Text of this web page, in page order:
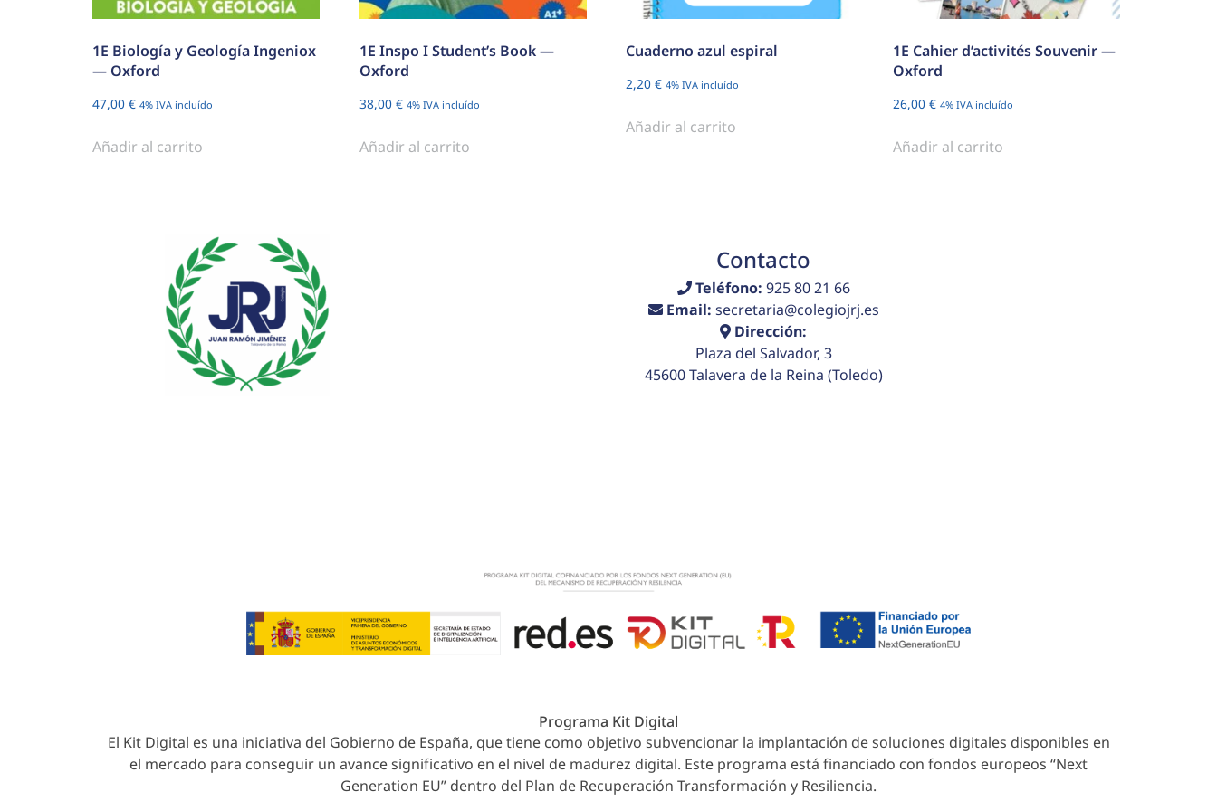
1E Biología y Geología Ingeniox
— Oxford
47,00 € 4% IVA incluído
Añadir al carrito
1E Inspo I Student’s Book —
Oxford
38,00 € 4% IVA incluído
Añadir al carrito
Cuaderno azul espiral
2,20€ 4% IVA incluído
Añadir al carrito
1E Cahier d’activités Souvenir —
Oxford
26,00€ 4% IVA incluído
Añadir al carrito
Contacto
Teléfono: 925 80 21 66
Email: secretaria@colegiojrj.es
Dirección:
Plaza del Salvador, 3
45600 Talavera de la Reina (Toledo)
Programa Kit Digital
El Kit Digital es una iniciativa del Gobierno de España, que tiene como objetivo subvencionar la implantación de soluciones digitales disponibles en
el mercado para conseguir un avance significativo en el nivel de madurez digital. Este programa está financiado con fondos europeos “Next
Generation EU” dentro del Plan de Recuperación Transformación y Resiliencia.